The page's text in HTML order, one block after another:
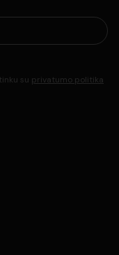
su privatumo politika